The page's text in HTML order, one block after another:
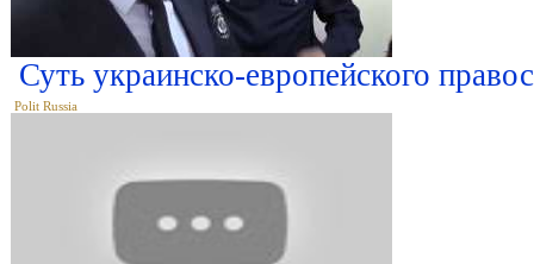
Суть украинско-европейского
Polit Russia